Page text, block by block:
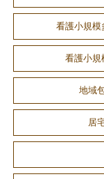
看護小規
看護小
地域
居